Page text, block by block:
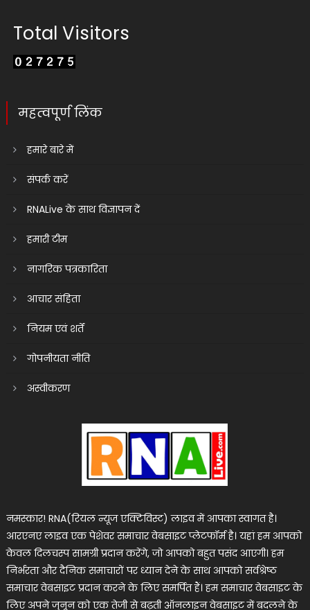
Total Visitors
महत्वपूर्ण लिंक
हमारे बारे में
संपर्क करें
RNALive के साथ विज्ञापन दें
हमारी टीम
नागरिक पत्रकारिता
आचार संहिता
नियम एवं शर्तें
गोपनीयता नीति
अस्वीकरण
नमस्कार! RNA(रियल न्यूज एक्टिविस्ट) लाइव में आपका स्वागत है।
आरएनए लाइव एक पेशेवर समाचार वेबसाइट प्लेटफॉर्म है। यहां हम आपको
केवल दिलचस्प सामग्री प्रदान करेंगे, जो आपको बहुत पसंद आएगी। हम
निर्भरता और दैनिक समाचारों पर ध्यान देने के साथ आपको सर्वश्रेष्ठ
समाचार वेबसाइट प्रदान करने के लिए समर्पित हैं। हम समाचार वेबसाइट के
लिए अपने जुनून को एक तेजी से बढ़ती ऑनलाइन वेबसाइट में बदलने के